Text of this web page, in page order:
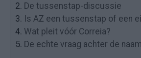
2. De tussenstap-discussie
3. Is AZ een tussenstap of een
4. Wat pleit vóór Correia?
5. De echte vraag achter de naam